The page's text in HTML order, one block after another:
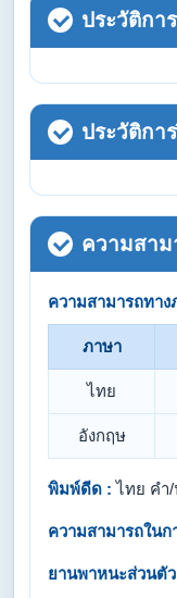
ประวัติกา
ประวัติกา
ความสาม
ความสามารถทาง
ภาษา
ไทย
อังกฤษ
พิมพ์ดีด : ไทย คำ
ความสามารถในก
ยานพาหนะส่วนตั